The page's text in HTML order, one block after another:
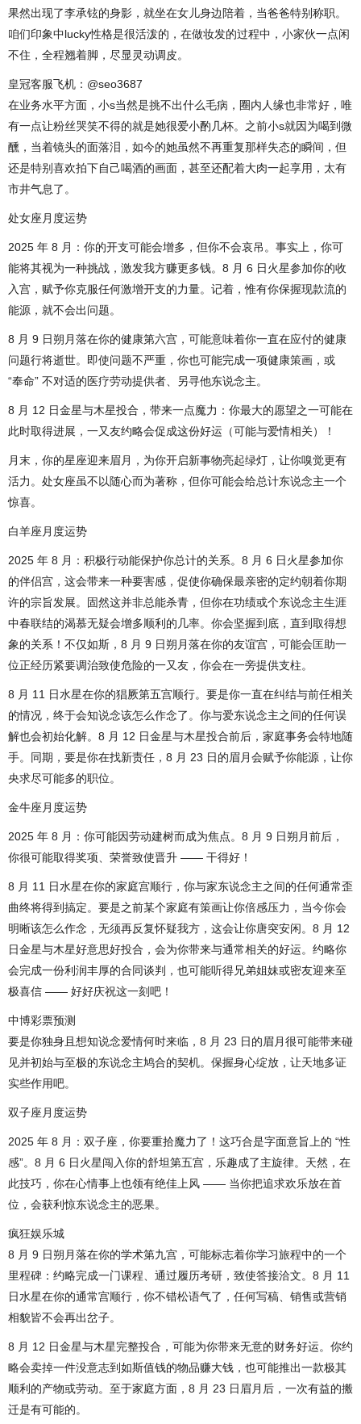
果然出现了李承铉的身影，就坐在女儿身边陪着，当爸爸特别称职。
咱们印象中lucky性格是很活泼的，在做妆发的过程中，小家伙一点闲
不住，全程翘着脚，尽显灵动调皮。
皇冠客服飞机：@seo3687
在业务水平方面，小s当然是挑不出什么毛病，圈内人缘也非常好，唯
有一点让粉丝哭笑不得的就是她很爱小酌几杯。之前小s就因为喝到微
醺，当着镜头的面落泪，如今的她虽然不再重复那样失态的瞬间，但
还是特别喜欢拍下自己喝酒的画面，甚至还配着大肉一起享用，太有
市井气息了。
处女座月度运势
2025 年 8 月：你的开支可能会增多，但你不会哀吊。事实上，你可
能将其视为一种挑战，激发我方赚更多钱。8 月 6 日火星参加你的收
入宫，赋予你克服任何激增开支的力量。记着，惟有你保握现款流的
能源，就不会出问题。
8 月 9 日朔月落在你的健康第六宫，可能意味着你一直在应付的健康
问题行将逝世。即使问题不严重，你也可能完成一项健康策画，或
“奉命” 不对适的医疗劳动提供者、另寻他东说念主。
8 月 12 日金星与木星投合，带来一点魔力：你最大的愿望之一可能在
此时取得进展，一又友约略会促成这份好运（可能与爱情相关）！
月末，你的星座迎来眉月，为你开启新事物亮起绿灯，让你嗅觉更有
活力。处女座虽不以随心而为著称，但你可能会给总计东说念主一个
惊喜。
白羊座月度运势
2025 年 8 月：积极行动能保护你总计的关系。8 月 6 日火星参加你
的伴侣宫，这会带来一种要害感，促使你确保最亲密的定约朝着你期
许的宗旨发展。固然这并非总能杀青，但你在功绩或个东说念主生涯
中春联结的渴慕无疑会增多顺利的几率。你会坚握到底，直到取得想
象的关系！不仅如斯，8 月 9 日朔月落在你的友谊宫，可能会匡助一
位正经历紧要调治致使危险的一又友，你会在一旁提供支柱。
8 月 11 日水星在你的猖厥第五宫顺行。要是你一直在纠结与前任相关
的情况，终于会知说念该怎么作念了。你与爱东说念主之间的任何误
解也会初始化解。8 月 12 日金星与木星投合前后，家庭事务会特地随
手。同期，要是你在找新责任，8 月 23 日的眉月会赋予你能源，让你
央求尽可能多的职位。
金牛座月度运势
2025 年 8 月：你可能因劳动建树而成为焦点。8 月 9 日朔月前后，
你很可能取得奖项、荣誉致使晋升 —— 干得好！
8 月 11 日水星在你的家庭宫顺行，你与家东说念主之间的任何通常歪
曲终将得到搞定。要是之前某个家庭有策画让你倍感压力，当今你会
明晰该怎么作念，无须再反复怀疑我方，这会让你唐突安闲。8 月 12
日金星与木星好意思好投合，会为你带来与通常相关的好运。约略你
会完成一份利润丰厚的合同谈判，也可能听得兄弟姐妹或密友迎来至
极喜信 —— 好好庆祝这一刻吧！
中博彩票预测
要是你独身且想知说念爱情何时来临，8 月 23 日的眉月很可能带来碰
见并初始与至极的东说念主鸠合的契机。保握身心绽放，让天地多证
实些作用吧。
双子座月度运势
2025 年 8 月：双子座，你要重拾魔力了！这巧合是字面意旨上的 “性
感”。8 月 6 日火星闯入你的舒坦第五宫，乐趣成了主旋律。天然，在
此技巧，你在心情事上也领有绝佳上风 —— 当你把追求欢乐放在首
位，会获利惊东说念主的恶果。
疯狂娱乐城
8 月 9 日朔月落在你的学术第九宫，可能标志着你学习旅程中的一个
里程碑：约略完成一门课程、通过履历考研，致使答接洽文。8 月 11
日水星在你的通常宫顺行，你不错松语气了，任何写稿、销售或营销
相貌皆不会再出岔子。
8 月 12 日金星与木星完整投合，可能为你带来无意的财务好运。你约
略会卖掉一件没意志到如斯值钱的物品赚大钱，也可能推出一款极其
顺利的产物或劳动。至于家庭方面，8 月 23 日眉月后，一次有益的搬
迁是有可能的。